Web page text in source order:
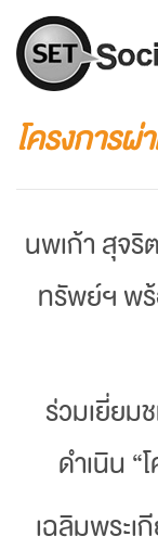
โครงการผ่
นพเก้า สุจ
ทรัพย์ฯ พ
ร่วมเยี่ยม
ดำเนิน “
เฉลิมพระเ